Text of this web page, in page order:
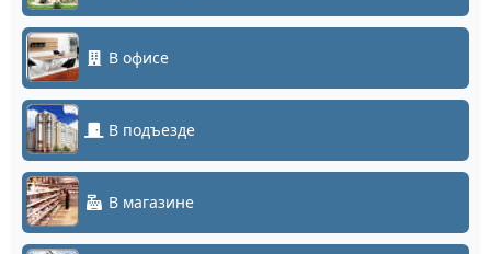
В офисе
В подъезде
В магазине